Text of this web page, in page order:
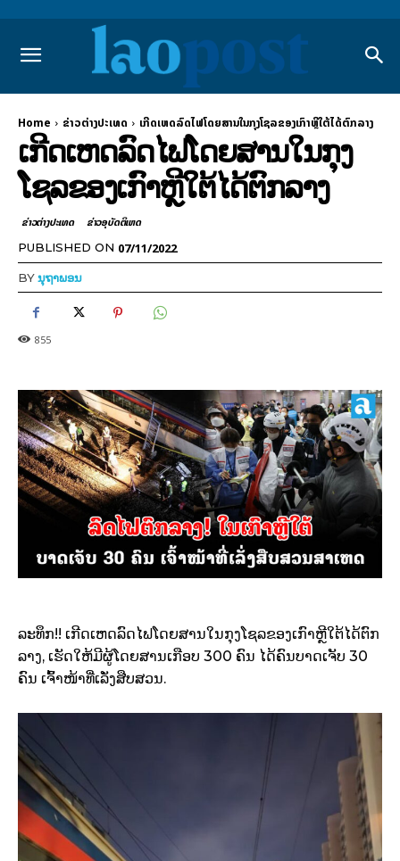
Home ຂ່າວຕ່າງປະເທດ ເກີດເຫດ​ລົດ​ໄຟ​ໂດຍສານໃນກຸງໂຊລຂອງ​ເກົາຫຼີ​ໃຕ້​ໄດ້​ຕົກ​ລາງ
ເກີດເຫດ​ລົດ​ໄຟ​ໂດຍສານໃນກຸງ
ໂຊລຂອງ​ເກົາຫຼີ​ໃຕ້​ໄດ້​ຕົກ​ລາງ
ຂ່າວຕ່າງປະເທດ ຂ່າວອຸບັດຕິເຫດ
PUBLISHED ON 07/11/2022
BYນຸຖາພອນ
855
ລະທຶກ!! ເກີດເຫດ​ລົດ​ໄຟ​ໂດຍສານໃນກຸງໂຊລຂອງ​ເກົາຫຼີ​ໃຕ້​ໄດ້​ຕົກ​
ລາງ, ​ເຮັດ​ໃຫ້​ມີ​ຜູ້​ໂດຍສານ​ເກືອບ 300 ​ຄົນ ໄດ້ຄົນ​ບາດ​ເຈັບ 30
ຄົນ ເຈົ້າໜ້າທີ່ເລັ່ງສືບສວນ.